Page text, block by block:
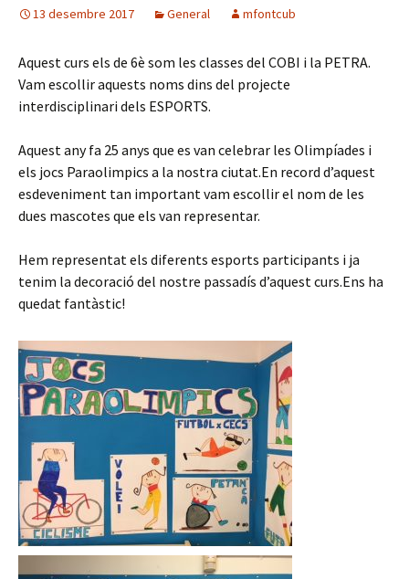
13 desembre 2017 General mfontcub
Aquest curs els de 6è som les classes del COBI i la PETRA.
Vam escollir aquests noms dins del projecte
interdisciplinari dels ESPORTS.
Aquest any fa 25 anys que es van celebrar les Olimpíades i
els jocs Paraolimpics a la nostra ciutat.En record d’aquest
esdeveniment tan important vam escollir el nom de les
dues mascotes que els van representar.
Hem representat els diferents esports participants i ja
tenim la decoració del nostre passadís d’aquest curs.Ens ha
quedat fantàstic!